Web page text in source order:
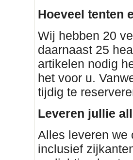
Hoeveel tenten
Wij hebben 20
daarnaast 25
artikelen nodig
het voor u.
tijdig te
Leveren jullie
Alles leveren we
inclusief